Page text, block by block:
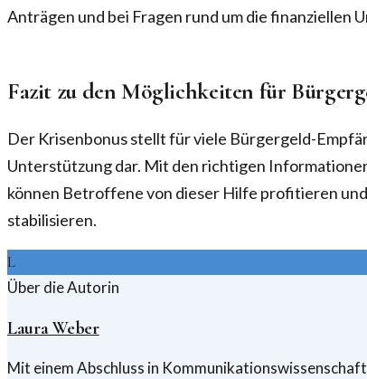
Anträgen und bei Fragen rund um die finanziellen
Fazit zu den Möglichkeiten für
Der Krisenbonus stellt für viele Bürgergeld-
Unterstützung dar. Mit den richtigen
können Betroffene von dieser Hilfe profitieren
stabilisieren.
L
Über die Autorin
Laura Weber
Mit einem Abschluss in